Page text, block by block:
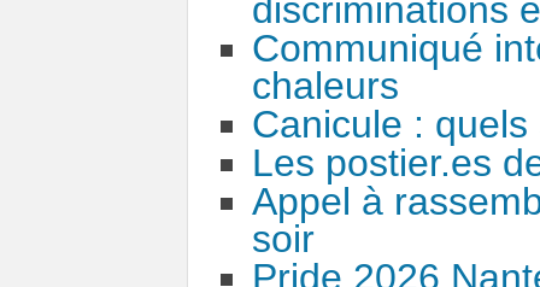
discriminations
Communiqué
chaleurs
Canicule :
Les postier.es
Appel à
soir
Pride 2026